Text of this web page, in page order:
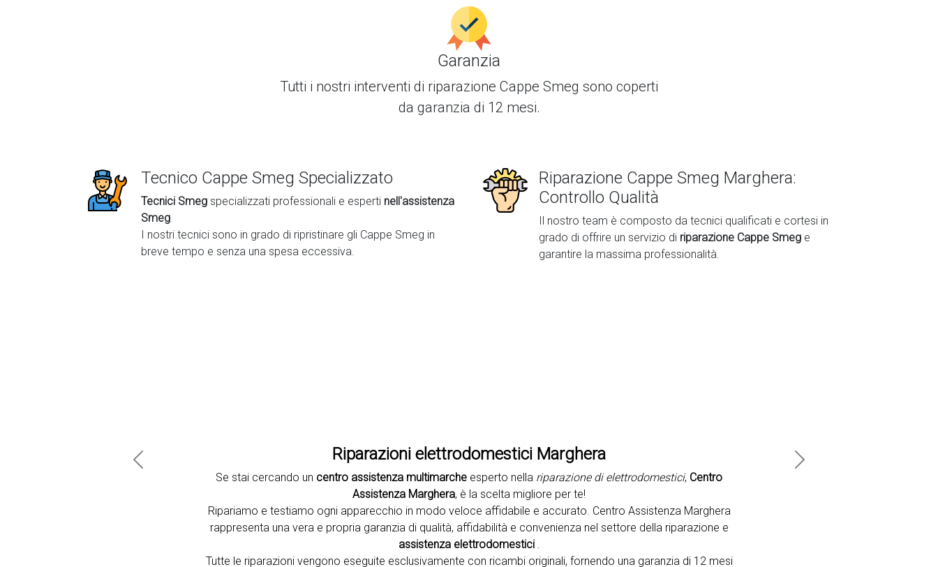
Garanzia
Tutti i nostri interventi di riparazione Cappe Smeg sono coperti
da garanzia di 12 mesi.
Tecnico Cappe Smeg Specializzato
Tecnici Smeg specializzati professionali e esperti nell'assistenza
Smeg.
I nostri tecnici sono in grado di ripristinare gli Cappe Smeg in
breve tempo e senza una spesa eccessiva.
Riparazione Cappe Smeg Marghera:
Controllo Qualità
Il nostro team è composto da tecnici qualificati e cortesi in
grado di offrire un servizio di riparazione Cappe Smeg e
garantire la massima professionalità.
Riparazioni elettrodomestici Marghera
Se stai cercando un centro assistenza multimarche esperto nella riparazione di elettrodomestici, Centro
Assistenza Marghera, è la scelta migliore per te!
Ripariamo e testiamo ogni apparecchio in modo veloce affidabile e accurato. Centro Assistenza Marghera
rappresenta una vera e propria garanzia di qualità, affidabilità e convenienza nel settore della riparazione e
assistenza elettrodomestici .
Tutte le riparazioni vengono eseguite esclusivamente con ricambi originali, fornendo una garanzia di 12 mesi
Previous Next